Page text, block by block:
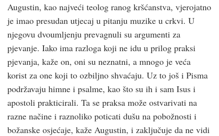
Augustin, kao najveći teolog ranog krš­ćanstva, vjerojatno
je imao presudan utjecaj u pitanju muzike u crk­vi. U
njegovu dvoumljenju prevagnuli su argumenti za
pjevanje. Iako ima razloga koji ne idu u prilog praksi
pjevanja, kaže on, oni su neznatni, a mnogo je veća
korist za one koji to ozbiljno shvaćaju. Uz to još i Pisma
podržavaju himne i psalme, kao što su ih i sam Isus i
apostoli prakticirali. Ta se praksa može ostvarivati na
razne načine i raznoliko poticati dušu na pobožnosti i
božanske osjećaje, kaže Augustin, i zaključuje da ne vidi